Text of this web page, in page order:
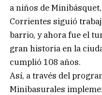
a niños de
Corrientes siguió
barrio, y ahora fue el
gran historia en la
cumplió 108 años.
Así, a través del
Minibasurales